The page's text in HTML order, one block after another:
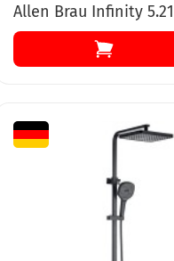
Allen Brau Infinity
верхний и ручной
излив, хром